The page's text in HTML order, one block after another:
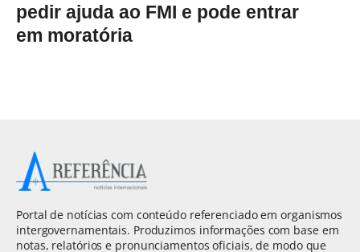
pedir ajuda ao FMI e pode entrar
em moratória
Portal de notícias com conteúdo referenciado em organismos
intergovernamentais. Produzimos informações com base em
notas, relatórios e pronunciamentos oficiais, de modo que